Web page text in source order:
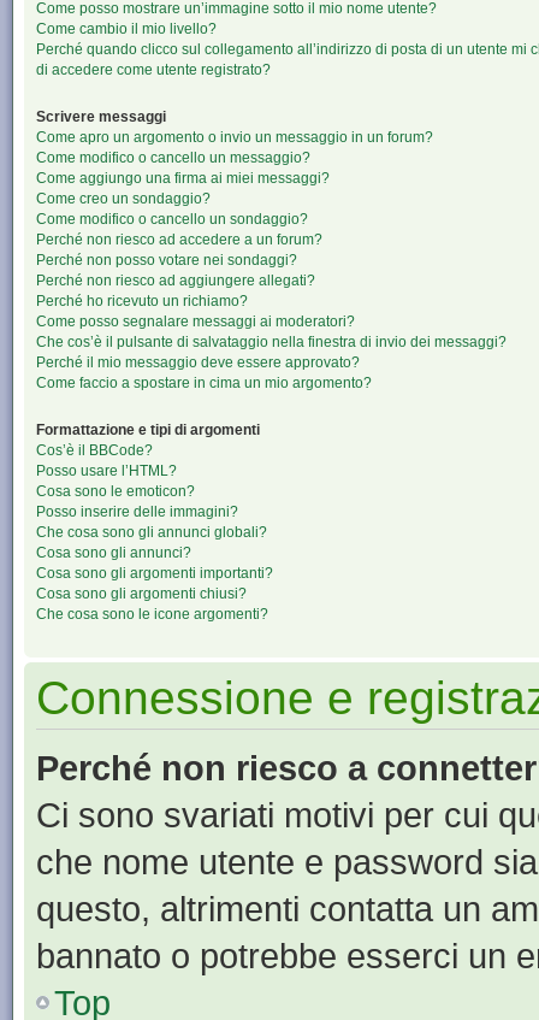
Come posso mostrare un’immagine sotto il mio nome utente?
Come cambio il mio livello?
Perché quando clicco sul collegamento all’indirizzo di posta di un utente mi
di accedere come utente registrato?
Scrivere messaggi
Come apro un argomento o invio un messaggio in un forum?
Come modifico o cancello un messaggio?
Come aggiungo una firma ai miei messaggi?
Come creo un sondaggio?
Come modifico o cancello un sondaggio?
Perché non riesco ad accedere a un forum?
Perché non posso votare nei sondaggi?
Perché non riesco ad aggiungere allegati?
Perché ho ricevuto un richiamo?
Come posso segnalare messaggi ai moderatori?
Che cos’è il pulsante di salvataggio nella finestra di invio dei messaggi?
Perché il mio messaggio deve essere approvato?
Come faccio a spostare in cima un mio argomento?
Formattazione e tipi di argomenti
Cos’è il BBCode?
Posso usare l’HTML?
Cosa sono le emoticon?
Posso inserire delle immagini?
Che cosa sono gli annunci globali?
Cosa sono gli annunci?
Cosa sono gli argomenti importanti?
Cosa sono gli argomenti chiusi?
Che cosa sono le icone argomenti?
Connessione e
Perché non riesco a
Ci sono svariati motivi per cui
che nome utente e password
questo, altrimenti contatta un
bannato o potrebbe esserci un
Top